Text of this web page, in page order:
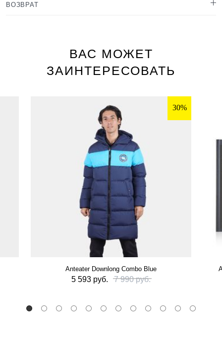
ВОЗВРАТ
ВАС МОЖЕТ
ЗАИНТЕРЕСОВАТЬ
30%
Anteater Downlong Combo Blue
5 593 руб. 7 990 руб.